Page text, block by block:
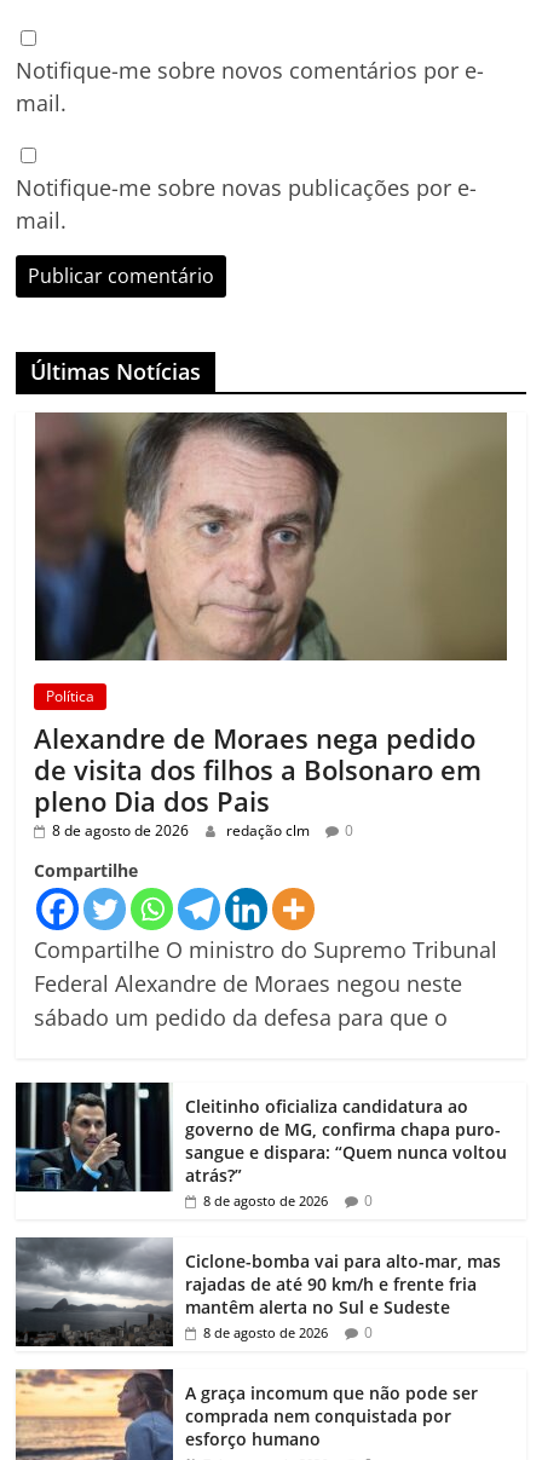
Notifique-me sobre novos comentários por e-
mail.
Notifique-me sobre novas publicações por e-
mail.
Últimas Notícias
Política
Alexandre de Moraes nega pedido
de visita dos filhos a Bolsonaro em
pleno Dia dos Pais
8 de agosto de 2026 redação clm 0
Compartilhe
Compartilhe O ministro do Supremo Tribunal
Federal Alexandre de Moraes negou neste
sábado um pedido da defesa para que o
Cleitinho oficializa candidatura ao
governo de MG, confirma chapa puro-
sangue e dispara: “Quem nunca voltou
atrás?”
8 de agosto de 2026 0
Ciclone-bomba vai para alto-mar, mas
rajadas de até 90 km/h e frente fria
mantêm alerta no Sul e Sudeste
8 de agosto de 2026 0
A graça incomum que não pode ser
comprada nem conquistada por
esforço humano